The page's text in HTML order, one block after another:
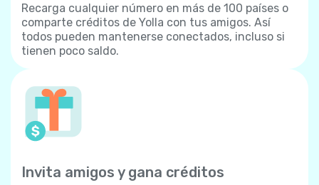
Recarga cualquier número en más de 100 países o
comparte créditos de Yolla con tus amigos. Así
todos pueden mantenerse conectados, incluso si
tienen poco saldo.
Invita amigos y gana créditos